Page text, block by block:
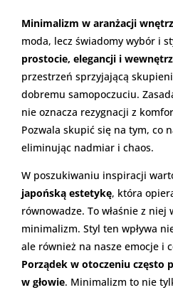
Minimalizm w aranżacji wnętrz
moda, lecz świadomy wybór i
prostocie, elegancji i
przestrzeń sprzyjającą
dobremu samopoczuciu.
nie oznacza rezygnacji z
Pozwala skupić się na tym, co
eliminując nadmiar i chaos.
W poszukiwaniu inspiracji
japońską estetykę, która
równowadze. To właśnie z niej
minimalizm. Styl ten wpływa
ale również na nasze emocje i
Porządek w otoczeniu często
w głowie. Minimalizm to nie